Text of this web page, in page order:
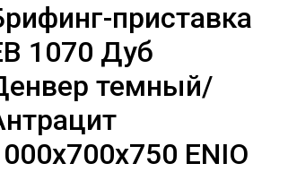
приставка
1070 Дуб
темный/
ENIO